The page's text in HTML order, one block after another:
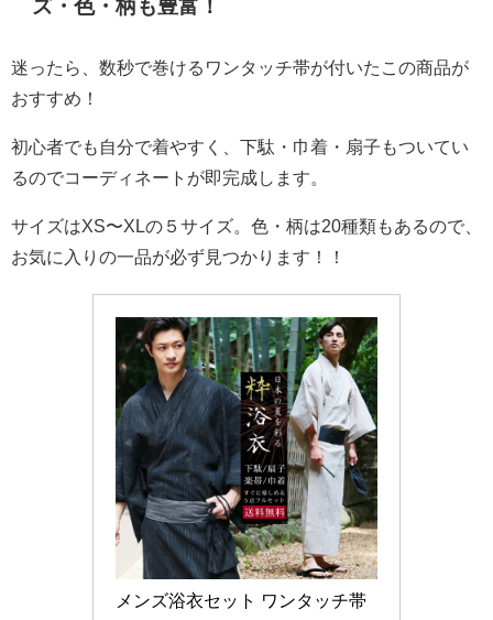
ズ・色・柄も豊富！
迷ったら、数秒で巻けるワンタッチ帯が付いたこの商品が
おすすめ！
初心者でも自分で着やすく、下駄・巾着・扇子もついてい
るのでコーディネートが即完成します。
サイズはXS〜XLの５サイズ。色・柄は20種類もあるので、
お気に入りの一品が必ず見つかります！！
メンズ浴衣セット ワンタッチ帯